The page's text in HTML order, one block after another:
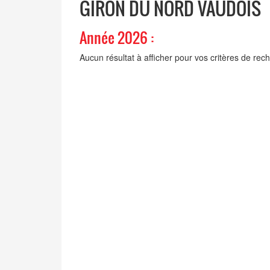
GIRON DU NORD VAUDOIS
Année 2026 :
Aucun résultat à afficher pour vos critères de